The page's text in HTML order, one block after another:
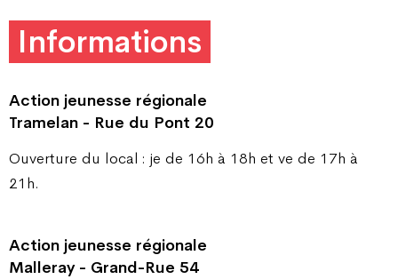
Informations
Action jeunesse régionale
Tramelan - Rue du Pont 20
Ouverture du local : je de 16h à 18h et ve de 17h à
21h.
Action jeunesse régionale
Malleray - Grand-Rue 54